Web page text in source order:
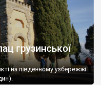
грузинської
на південному узбережжі